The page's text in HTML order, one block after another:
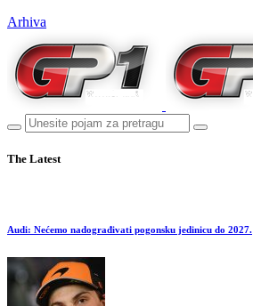
Arhiva
The Latest
Audi: Nećemo nadograđivati pogonsku jedinicu do 2027.